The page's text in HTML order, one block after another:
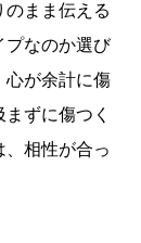
のまま伝える
プなのか選び
心が余計に傷
ずに傷つく
相性が合っ